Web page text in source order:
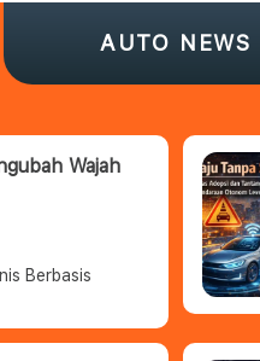
AUTO NEWS
Wajah
Berbasis